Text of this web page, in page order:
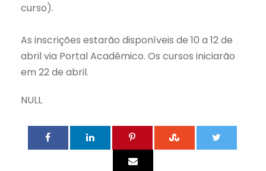
curso).
As inscrições estarão disponíveis de 10 a 12 de
abril via Portal Acadêmico. Os cursos iniciarão
em 22 de abril.
NULL